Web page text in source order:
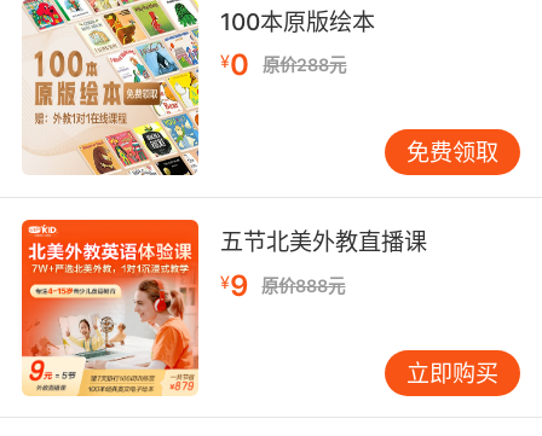
从语言教育角度看，这种音乐叙事性为英语学习
提供了天然的情景框架。VIPKID教研团队发现，
当学生跟唱《玛蒂尔达》中"When I Grow Up"段
落时，歌词时态变化与旋律起伏形成记忆锚点，
89%的学员能准确区分现在时与未来时的应用场
景。更值得注意的是，音乐剧特有的"歌谣体"演
唱方式（如《发胶星梦》中的群体告白式演
唱），通过重复句式和夸张语音造型，显著降低
复杂句式的理解难度。
三、文化符号植入：语言载体中的价值输出
英语音乐剧的音乐文本本身就是活的文化词典。
100本原版绘本
¥0 原价288元
免费领取
五节北美外教直播课
¥9 原价888元
立即购买